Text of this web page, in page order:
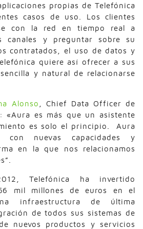
propias de Telefónica
casos de uso. Los clientes
con la red en tiempo real a
canales y preguntar sobre su
contratados, el uso de datos y
quiere así ofrecer a sus
y natural de relacionarse
Alonso , Chief Data Officer de
«Aura es más que un asistente
es solo el principio. Aura
con nuevas capacidades y
en la que nos relacionamos
Telefónica ha invertido
56 mil millones de euros en el
infraestructura de última
de todos sus sistemas de
nuevos productos y servicios